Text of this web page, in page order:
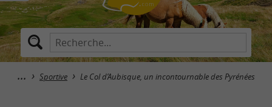
Sportive Le Col d’Aubisque, un incontournable des Pyrénées